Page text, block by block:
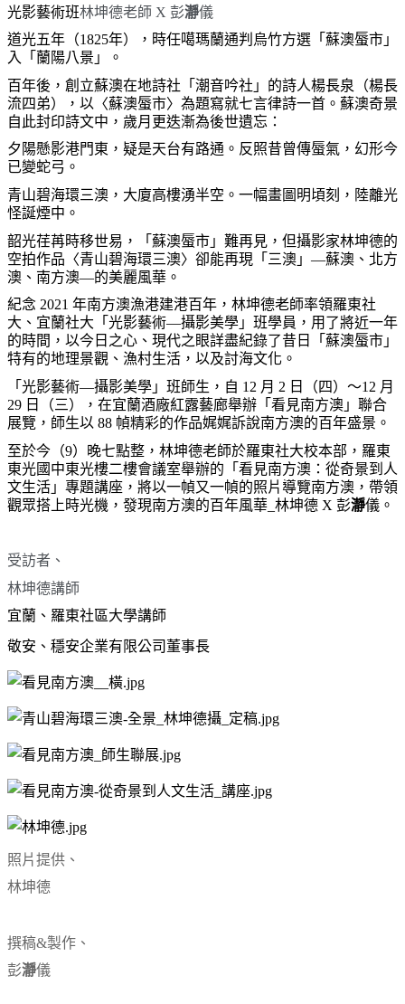
光影藝術班林坤德老師 X 彭瀞儀
道光五年（1825年），時任噶瑪蘭通判烏竹方選「蘇澳蜃市」
入「蘭陽八景」。
百年後，創立蘇澳在地詩社「潮音吟社」的詩人楊長泉（楊長
流四弟），以〈蘇澳蜃市〉為題寫就七言律詩一首。蘇澳奇景
自此封印詩文中，歲月更迭漸為後世遺忘：
夕陽懸影港門東，疑是天台有路通。 反照昔曾傳蜃氣，幻形今
已變蛇弓。
青山碧海環三澳，大廈高樓湧半空。 一幅畫圖明頃刻，陸離光
怪誕煙中。
韶光荏苒時移世易，「蘇澳蜃市」難再見，但攝影家林坤德的
空拍作品〈青山碧海環三澳〉卻能再現「三澳」—蘇澳、北方
澳、南方澳—的美麗風華。
紀念 2021 年南方澳漁港建港百年，林坤德老師率領羅東社
大、宜蘭社大「光影藝術—攝影美學」班學員，用了將近一年
的時間，以今日之心、現代之眼詳盡紀錄了昔日「蘇澳蜃市」
特有的地理景觀、漁村生活，以及討海文化。
「光影藝術—攝影美學」班師生，自 12 月 2 日（四）～12 月
29 日（三），在宜蘭酒廠紅露藝廊舉辦「看見南方澳」聯合
展覽，師生以 88 幀精彩的作品娓娓訴說南方澳的百年盛景。
至於今（9）晚七點整，林坤德老師於羅東社大校本部，羅東
東光國中東光樓二樓會議室舉辦的「看見南方澳：從奇景到人
文生活」專題講座，將以一幀又一幀的照片導覽南方澳，帶領
觀眾搭上時光機，發現南方澳的百年風華_林坤德 X 彭瀞儀。
受訪者、
林坤德講師
宜蘭、羅東社區大學講師
敬安、穩安企業有限公司董事長
照片提供、
林坤德
撰稿&製作、
彭瀞儀